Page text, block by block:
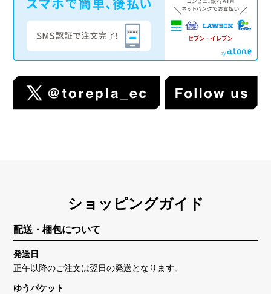
ショッピングガイド
配送・梱包について
発送日
正午以降のご注文は翌日の発送となります。
ゆうパケット